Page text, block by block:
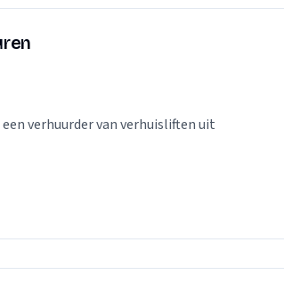
verhuurder van verhuisliften uit